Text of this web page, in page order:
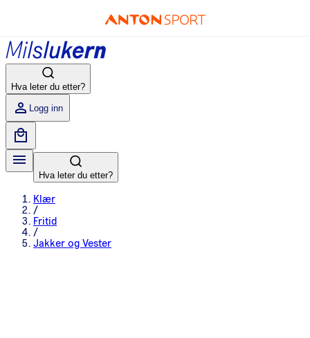
Hva leter du etter?
Logg inn
Hva leter du etter?
Klær
/
Fritid
/
Jakker og Vester